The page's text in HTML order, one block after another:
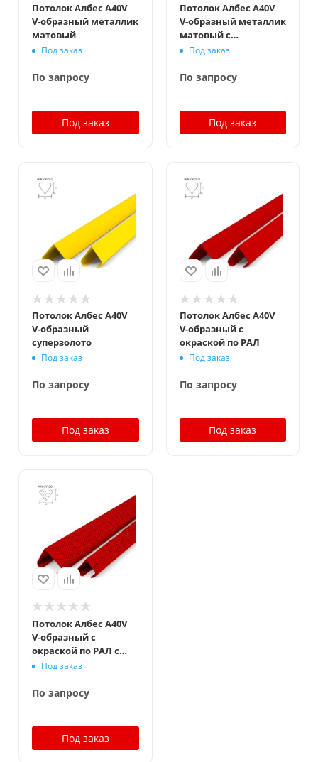
Потолок Албес A40V
V‑образный металлик
матовый
Под заказ
По запросу
Под заказ
Потолок Албес A40V
V‑образный металлик
матовый с
перфорацией
Под заказ
По запросу
Под заказ
Потолок Албес A40V
V‑образный
суперзолото
Под заказ
По запросу
Под заказ
Потолок Албес A40V
V‑образный с
окраской по РАЛ
Под заказ
По запросу
Под заказ
Потолок Албес A40V
V‑образный с
окраской по РАЛ с
перфорацией
Под заказ
По запросу
Под заказ